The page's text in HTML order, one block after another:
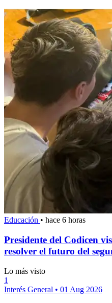
Educación • hace 6 horas
Presidente del Codicen
resolver el futuro del
Lo más visto
1
Interés General • 01 Aug 2026